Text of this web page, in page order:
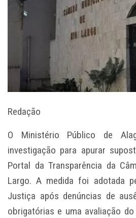
Redação
O Ministério Público de
investigação para apurar
Portal da Transparência da
Largo. A medida foi adotada
Justiça após denúncias de
obrigatórias e uma avaliação